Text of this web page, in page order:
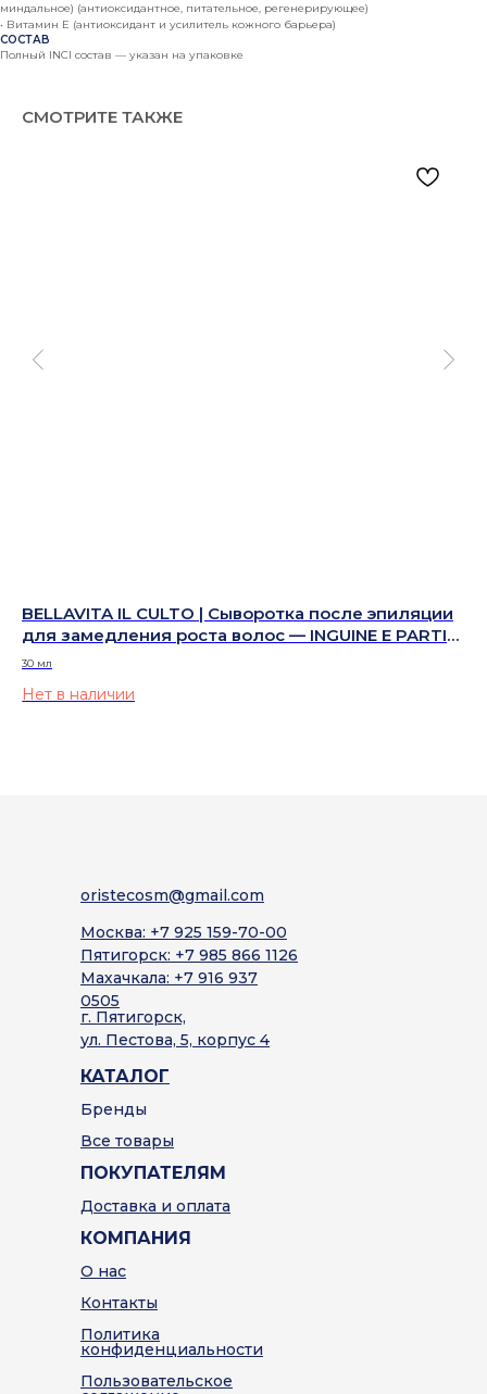
миндальное) (антиоксидантное, питательное, регенерирующее)
• Витамин Е (антиоксидант и усилитель кожного барьера)
СОСТАВ
Полный INCI состав — указан на упаковке
СМОТРИТЕ ТАКЖЕ
BELLAVITA IL CULTO | Сыворотка после эпиляции
для замедления роста волос — INGUINE E PARTI
INTIME
30 мл
Нет в наличии
ПОКУПАТЕЛЯМ
Доставка и оплата
КАТАЛОГ
Бренды
Все товары
oristecosm@gmail.com
Москва: +7 925 159-70-00
Пятигорск: +7 985 866 1126
Махачкала: +7 916 937
0505
г. Пятигорск,
ул. Пестова, 5, корпус 4
Пользовательское
Политика
конфиденциальности
КОМПАНИЯ
О нас
Контакты